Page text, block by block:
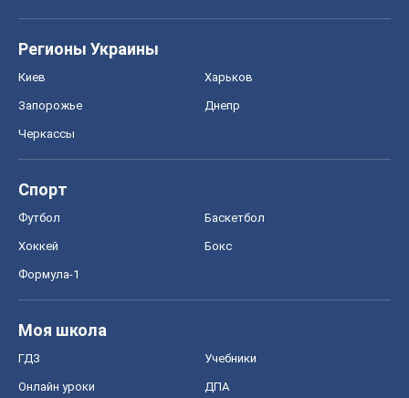
Регионы Украины
Киев Харьков
Запорожье Днепр
Черкассы
Спорт
Футбол Баскетбол
Хоккей Бокс
Формула-1
Моя школа
ГДЗ Учебники
Онлайн уроки ДПА